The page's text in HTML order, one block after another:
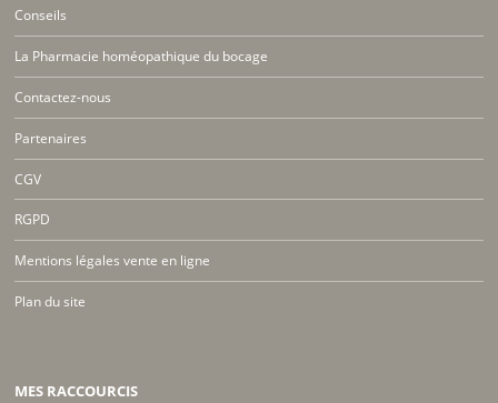
Conseils
La Pharmacie homéopathique du bocage
Contactez-nous
Partenaires
CGV
RGPD
Mentions légales vente en ligne
Plan du site
MES RACCOURCIS